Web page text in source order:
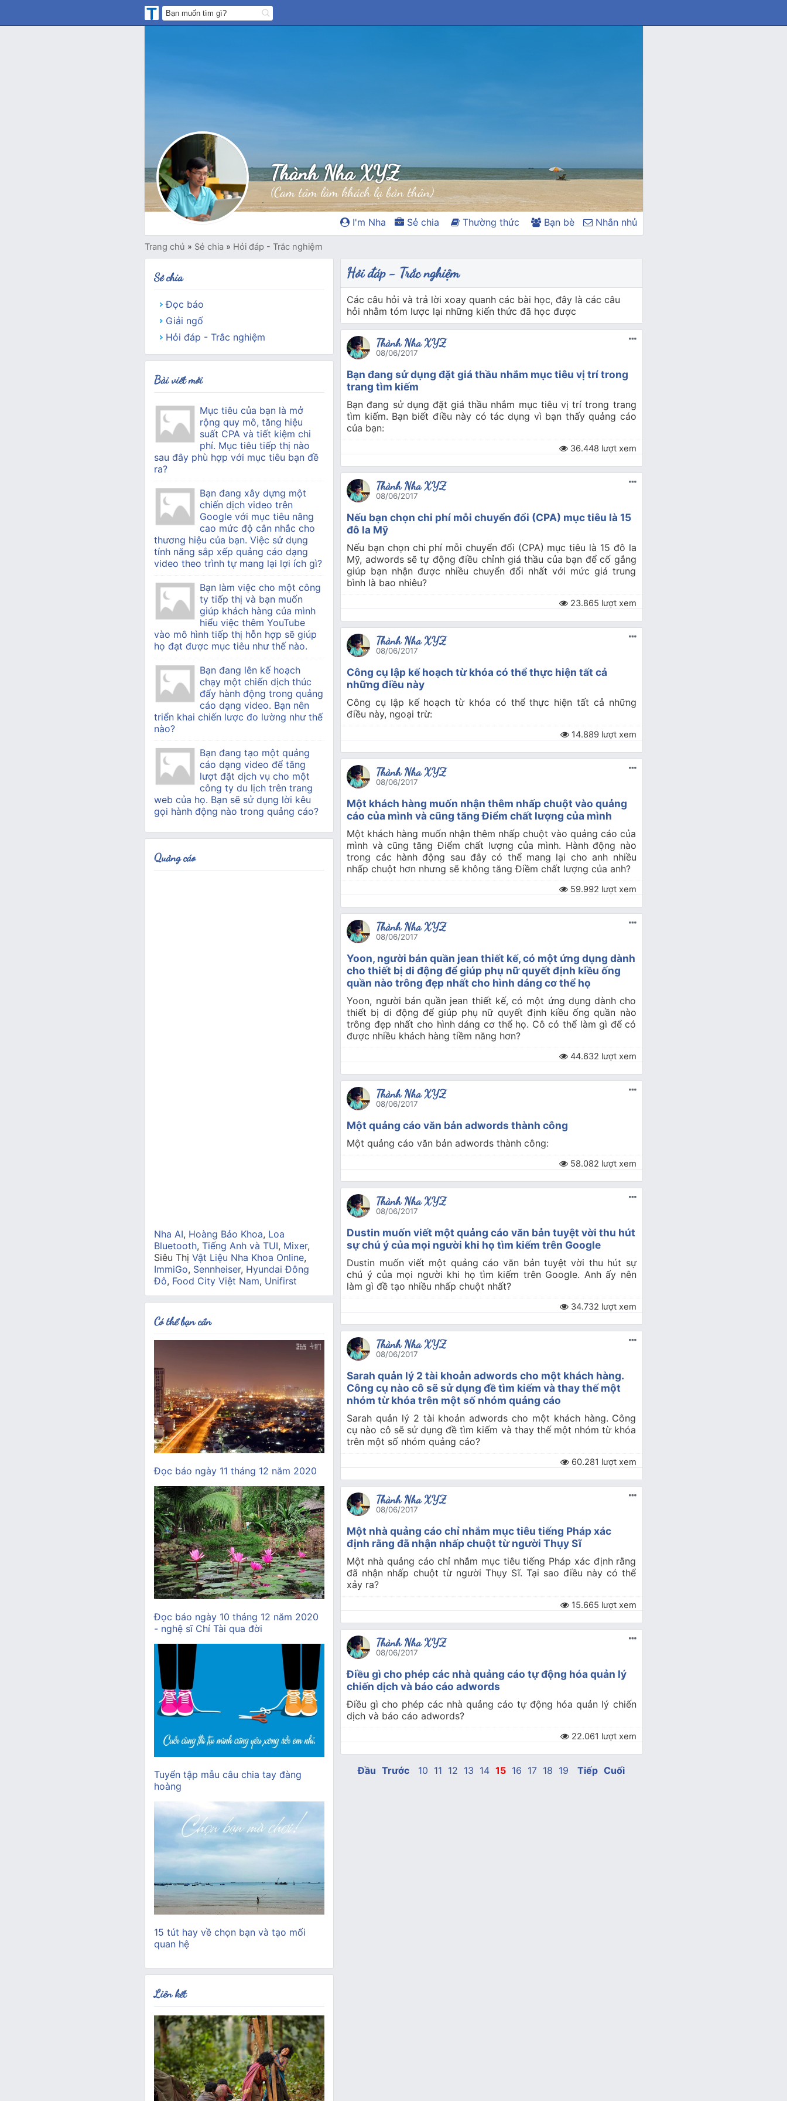
Thành Nha XYZ
(Cam tâm làm khách lạ bản thân)
I'm Nha Sẻ chia Thường thức Bạn bè Nhắn nhủ
Trang chủ » Sẻ chia » Hỏi đáp - Trắc nghiệm
Hỏi đáp - Trắc nghiệm
Các câu hỏi và trả lời xoay quanh các bài học, đây là các câu
hỏi nhằm tóm lược lại những kiến thức đã học được
Thành Nha XYZ
08/06/2017
Bạn đang sử dụng đặt giá thầu nhắm mục tiêu vị trí trong
trang tìm kiếm
Bạn đang sử dụng đặt giá thầu nhắm mục tiêu vị trí trong trang
tìm kiếm. Bạn biết điều này có tác dụng vì bạn thấy quảng cáo
của bạn:
36.448 lượt xem
Thành Nha XYZ
08/06/2017
Nếu bạn chọn chi phí mỗi chuyển đổi (CPA) mục tiêu là 15
đô la Mỹ
Nếu bạn chọn chi phí mỗi chuyển đổi (CPA) mục tiêu là 15 đô la
Mỹ, adwords sẽ tự động điều chỉnh giá thầu của bạn để cố gắng
giúp bạn nhận được nhiều chuyển đổi nhất với mức giá trung
bình là bao nhiêu?
23.865 lượt xem
Thành Nha XYZ
08/06/2017
Công cụ lập kế hoạch từ khóa có thể thực hiện tất cả
những điều này
Công cụ lập kế hoạch từ khóa có thể thực hiện tất cả những
điều này, ngoại trừ:
14.889 lượt xem
Thành Nha XYZ
08/06/2017
Một khách hàng muốn nhận thêm nhấp chuột vào quảng
cáo của mình và cũng tăng Điểm chất lượng của mình
Một khách hàng muốn nhận thêm nhấp chuột vào quảng cáo của
mình và cũng tăng Điểm chất lượng của mình. Hành động nào
trong các hành động sau đây có thể mang lại cho anh nhiều
nhấp chuột hơn nhưng sẽ không tăng Điềm chất lượng của anh?
59.992 lượt xem
Thành Nha XYZ
08/06/2017
Yoon, người bán quần jean thiết kế, có một ứng dụng dành
cho thiết bị di động để giúp phụ nữ quyết định kiều ống
quần nào trông đẹp nhất cho hình dáng cơ thể họ
Yoon, người bán quần jean thiết kế, có một ứng dụng dành cho
thiết bị di động để giúp phụ nữ quyết định kiều ống quần nào
trông đẹp nhất cho hình dáng cơ thể họ. Cô có thể làm gì để có
được nhiều khách hàng tiềm năng hơn?
44.632 lượt xem
Thành Nha XYZ
08/06/2017
Một quảng cáo văn bản adwords thành công
Một quảng cáo văn bản adwords thành công:
58.082 lượt xem
Thành Nha XYZ
08/06/2017
Dustin muốn viết một quảng cáo văn bản tuyệt vời thu hút
sự chú ý của mọi người khi họ tìm kiếm trên Google
Dustin muốn viết một quảng cáo văn bản tuyệt vời thu hút sự
chú ý của mọi người khi họ tìm kiếm trên Google. Anh ấy nên
làm gì đề tạo nhiều nhấp chuột nhất?
34.732 lượt xem
Thành Nha XYZ
08/06/2017
Sarah quản lý 2 tài khoản adwords cho một khách hàng.
Công cụ nào cô sẽ sử dụng đề tìm kiếm và thay thế một
nhóm từ khóa trên một số nhóm quảng cáo
Sarah quản lý 2 tài khoản adwords cho một khách hàng. Công
cụ nào cô sẽ sử dụng đề tìm kiếm và thay thế một nhóm từ khóa
trên một số nhóm quảng cáo?
60.281 lượt xem
Thành Nha XYZ
08/06/2017
Một nhà quảng cáo chỉ nhắm mục tiêu tiếng Pháp xác
định rằng đã nhận nhấp chuột từ người Thụy Sĩ
Một nhà quảng cáo chỉ nhắm mục tiêu tiếng Pháp xác định rằng
đã nhận nhấp chuột từ người Thụy Sĩ. Tại sao điều này có thể
xảy ra?
15.665 lượt xem
Thành Nha XYZ
08/06/2017
Điều gì cho phép các nhà quảng cáo tự động hóa quản lý
chiến dịch và báo cáo adwords
Điều gì cho phép các nhà quảng cáo tự động hóa quản lý chiến
dịch và báo cáo adwords?
22.061 lượt xem
Đầu Trước 10 11 12 13 14 15 16 17 18 19 Tiếp Cuối
Sẻ chia
Đọc báo
Giải ngố
Hỏi đáp - Trắc nghiệm
Bài viết mới
Mục tiêu của bạn là mở
rộng quy mô, tăng hiệu
suất CPA và tiết kiệm chi
phí. Mục tiêu tiếp thị nào
sau đây phù hợp với mục tiêu bạn đề
ra?
Bạn đang xây dựng một
chiến dịch video trên
Google với mục tiêu nâng
cao mức độ cân nhắc cho
thương hiệu của bạn. Việc sử dụng
tính năng sắp xếp quảng cáo dạng
video theo trình tự mang lại lợi ích gì?
Bạn làm việc cho một công
ty tiếp thị và bạn muốn
giúp khách hàng của mình
hiểu việc thêm YouTube
vào mô hình tiếp thị hỗn hợp sẽ giúp
họ đạt được mục tiêu như thế nào.
Bạn đang lên kế hoạch
chạy một chiến dịch thúc
đẩy hành động trong quảng
cáo dạng video. Bạn nên
triển khai chiến lược đo lường như thế
nào?
Bạn đang tạo một quảng
cáo dạng video để tăng
lượt đặt dịch vụ cho một
công ty du lịch trên trang
web của họ. Bạn sẽ sử dụng lời kêu
gọi hành động nào trong quảng cáo?
Quảng cáo
Nha AI, Hoàng Bảo Khoa, Loa
Bluetooth, Tiếng Anh và TUI, Mixer,
Siêu Thị Vật Liệu Nha Khoa Online,
ImmiGo, Sennheiser, Hyundai Đông
Đô, Food City Việt Nam, Unifirst
Có thể bạn cần
Đọc báo ngày 11 tháng 12 năm 2020
Đọc báo ngày 10 tháng 12 năm 2020
- nghệ sĩ Chí Tài qua đời
Tuyển tập mẫu câu chia tay đàng
hoàng
15 tút hay về chọn bạn và tạo mối
quan hệ
Liên kết